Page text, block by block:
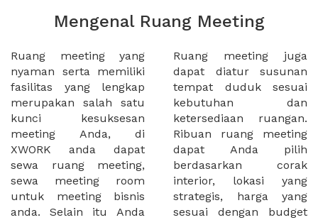
Mengenal Ruang Meeting
Ruang meeting yang
nyaman serta memiliki
fasilitas yang lengkap
merupakan salah satu
kunci kesuksesan
meeting Anda, di
XWORK anda dapat
sewa ruang meeting,
sewa meeting room
untuk meeting bisnis
anda. Selain itu Anda
Ruang meeting juga
dapat diatur susunan
tempat duduk sesuai
kebutuhan dan
ketersediaan ruangan.
Ribuan ruang meeting
dapat Anda pilih
berdasarkan corak
interior, lokasi yang
strategis, harga yang
sesuai dengan budget